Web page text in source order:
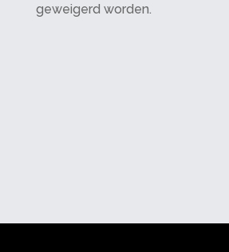
geweigerd worden.